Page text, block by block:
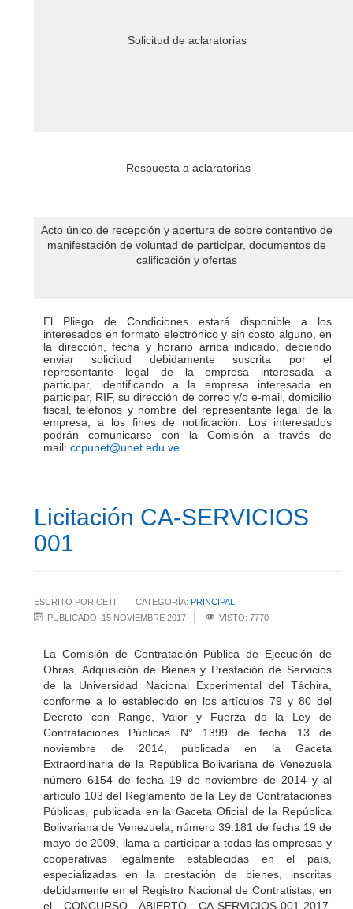
Solicitud de aclaratorias
Respuesta a aclaratorias
Acto único de recepción y apertura de sobre contentivo de
manifestación de voluntad de participar, documentos de
calificación y ofertas
El Pliego de Condiciones estará disponible a los
interesados en formato electrónico y sin costo alguno, en
la dirección, fecha y horario arriba indicado, debiendo
enviar solicitud debidamente suscrita por el
representante legal de la empresa interesada a
participar, identificando a la empresa interesada en
participar, RIF, su dirección de correo y/o e-mail, domicilio
fiscal, teléfonos y nombre del representante legal de la
empresa, a los fines de notificación. Los interesados
podrán comunicarse con la Comisión a través de
mail: ccpunet@unet.edu.ve
Licitación CA-SERVICIOS
001
ESCRITO POR CETI CATEGORÍA: PRINCIPAL
PUBLICADO: 15 NOVIEMBRE 2017
VISTO: 7770
La Comisión de Contratación Pública de Ejecución de
Obras, Adquisición de Bienes y Prestación de Servicios
de la Universidad Nacional Experimental del Táchira,
conforme a lo establecido en los artículos 79 y 80 del
Decreto con Rango, Valor y Fuerza de la Ley de
Contrataciones Públicas N° 1399 de fecha 13 de
noviembre de 2014, publicada en la Gaceta
Extraordinaria de la República Bolivariana de Venezuela
número 6154 de fecha 19 de noviembre de 2014 y al
artículo 103 del Reglamento de la Ley de Contrataciones
Públicas, publicada en la Gaceta Oficial de la República
Bolivariana de Venezuela, número 39.181 de fecha 19 de
mayo de 2009, llama a participar a todas las empresas y
cooperativas legalmente establecidas en el país,
especializadas en la prestación de bienes, inscritas
debidamente en el Registro Nacional de Contratistas, en
el CONCURSO ABIERTO CA-SERVICIOS-001-2017,